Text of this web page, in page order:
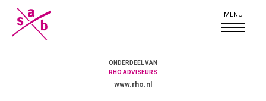
ONDERDEEL VAN
RHO ADVISEURS
www.rho.nl